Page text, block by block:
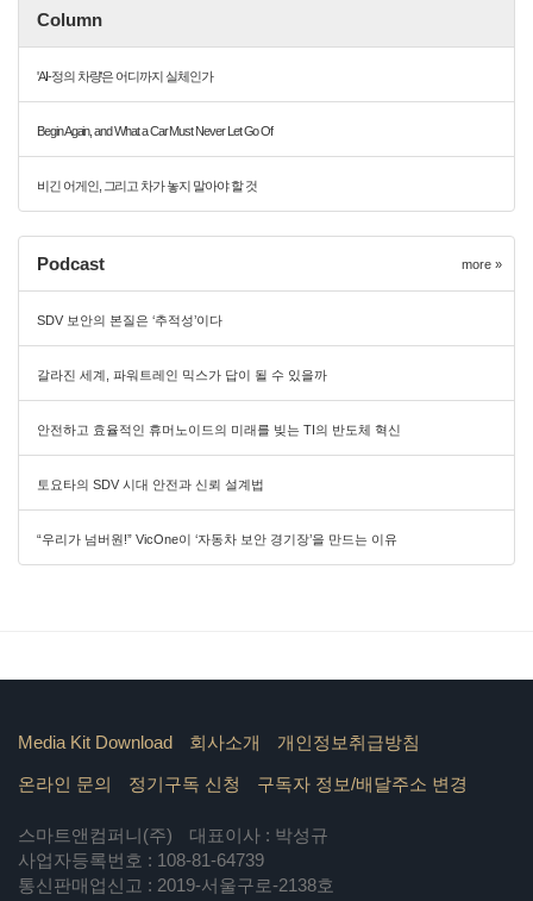
Column
'AI-정의 차량'은 어디까지 실체인가
Begin Again, and What a Car Must Never Let Go Of
비긴 어게인, 그리고 차가 놓지 말아야 할 것
Podcast more »
SDV 보안의 본질은 ‘추적성’이다
갈라진 세계, 파워트레인 믹스가 답이 될 수 있을까
안전하고 효율적인 휴머노이드의 미래를 빚는 TI의 반도체 혁신
토요타의 SDV 시대 안전과 신뢰 설계법
“우리가 넘버원!” VicOne이 ‘자동차 보안 경기장’을 만드는 이유
Media Kit Download 회사소개 개인정보취급방침
온라인 문의 정기구독 신청 구독자 정보/배달주소 변경
스마트앤컴퍼니(주)
대표이사 : 박성규
사업자등록번호 : 108-81-64739
통신판매업신고 : 2019-서울구로-2138호